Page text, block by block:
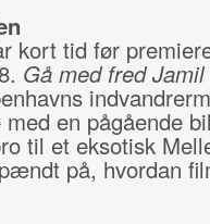
kort tid før
Gå med fred Jamil
en pågående
til et eksotisk
på, hvordan